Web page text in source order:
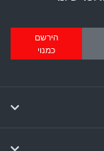
הירשם
כמנוי